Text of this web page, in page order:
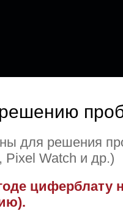
для решения
Pixel Watch и др.)
циферблату